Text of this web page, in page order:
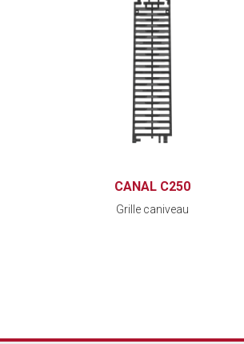
CANAL C250
Grille caniveau